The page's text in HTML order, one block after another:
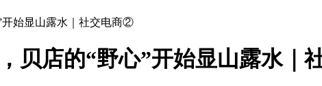
开始显山露水｜社交电商②
贝店的“野心”开始显山露水｜